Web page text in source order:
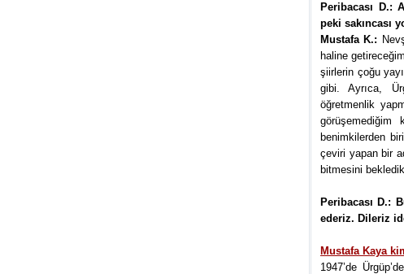
Peribacası D.:
peki sakıncası
Mustafa K.:
haline
şiirlerin çoğu
gibi. Ayrıca,
öğretmenlik
benimkilerden
çeviri yapan bir
bitmesini
Peribacası D.:
ederiz. Dileriz
Mustafa Kaya
1947’de